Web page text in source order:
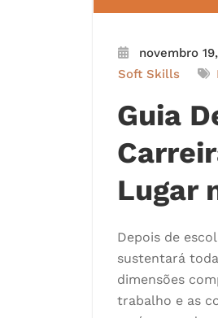
novembro
Soft Skills
Guia
Lugar
Depois de
sustentará
dimensões
trabalho e as